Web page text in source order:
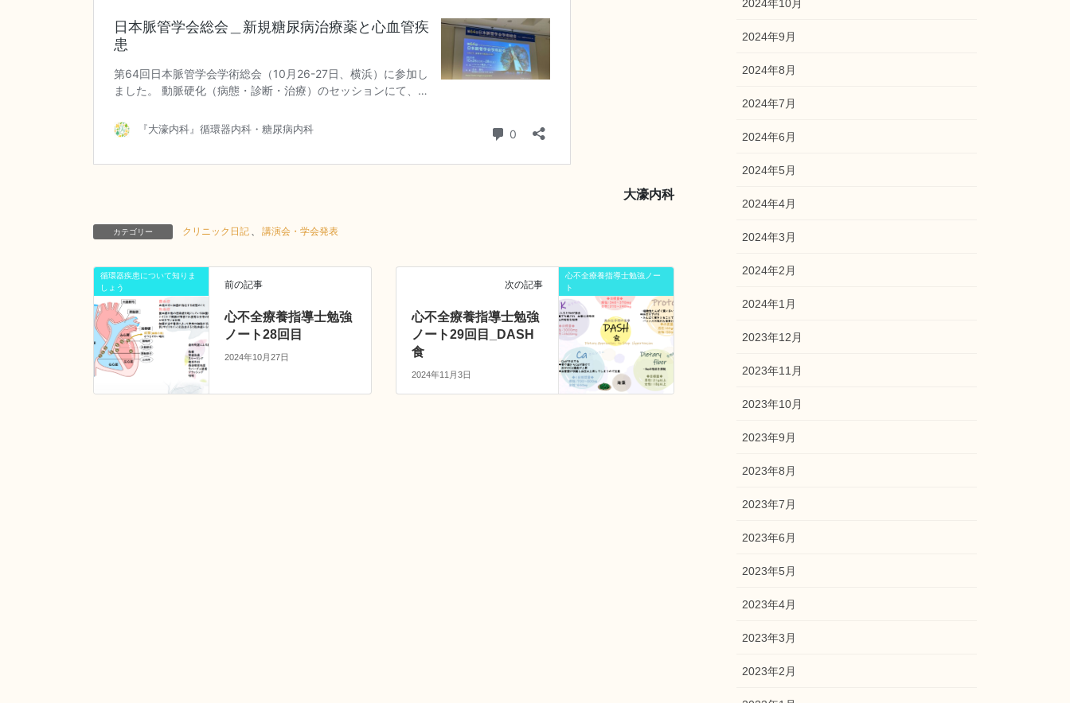
大濠内科
カテゴリー クリニック日記 講演会・学会発表
循環器疾患について知りま
しょう
前の記事
心不全療養指導士勉強
ノート28回目
2024年10月27日
心不全療養指導士勉強ノー
ト
次の記事
心不全療養指導士勉強
ノート29回目_DASH
食
2024年11月3日
2024年10月
2024年9月
2024年8月
2024年7月
2024年6月
2024年5月
2024年4月
2024年3月
2024年2月
2024年1月
2023年12月
2023年11月
2023年10月
2023年9月
2023年8月
2023年7月
2023年6月
2023年5月
2023年4月
2023年3月
2023年2月